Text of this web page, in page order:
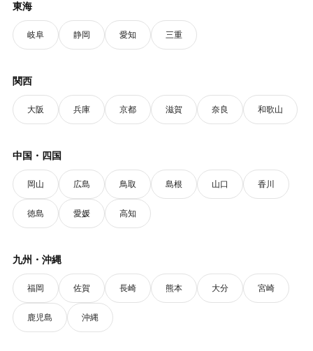
東海
岐阜 静岡 愛知 三重
関西
大阪 兵庫 京都 滋賀 奈良 和歌山
中国・四国
岡山 広島 鳥取 島根 山口 香川
徳島 愛媛 高知
九州・沖縄
福岡 佐賀 長崎 熊本 大分 宮崎
鹿児島 沖縄